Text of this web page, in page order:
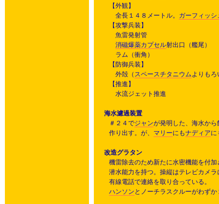
【外観】
全長１４８メートル。 ガーフィッシ
【攻撃兵装】
魚雷発射管
消磁爆薬カプセル射出口（艦尾）
ラム（衝角）
【防御兵装】
外殻（ スペースチタニウムよりもろ
【推進】
水流ジェット推進
海水濾過装置
＃２４でジャンが発明した、海水か
作り出す。が、 マリーにもナディアに
改造グラタン
機雷除去のため新たに水密機能を付加
潜水能力を持つ。操縦はテレビカメ
有線電話で連絡を取り合っている。
ハンソン とノーチラスクルーがわず